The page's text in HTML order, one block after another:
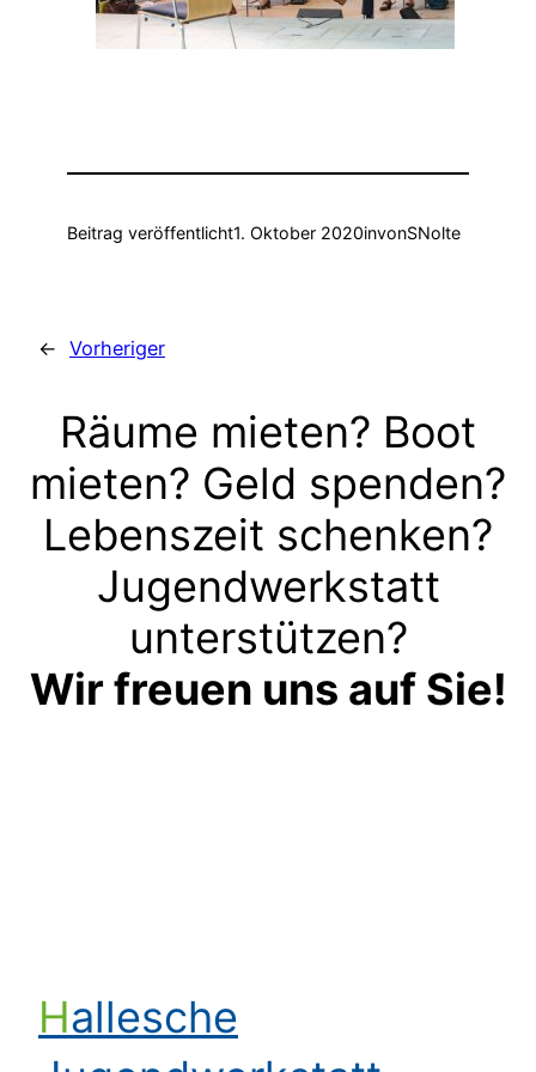
Beitrag veröffentlicht1. Oktober 2020invonSNolte
← Vorheriger
Räume mieten? Boot
mieten? Geld spenden?
Lebenszeit schenken?
Jugendwerkstatt
unterstützen?
Wir freuen uns auf Sie!
Hallesche